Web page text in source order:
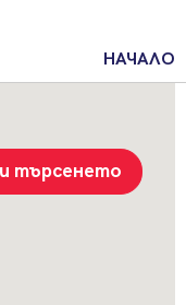
НАЧАЛО
търсенето